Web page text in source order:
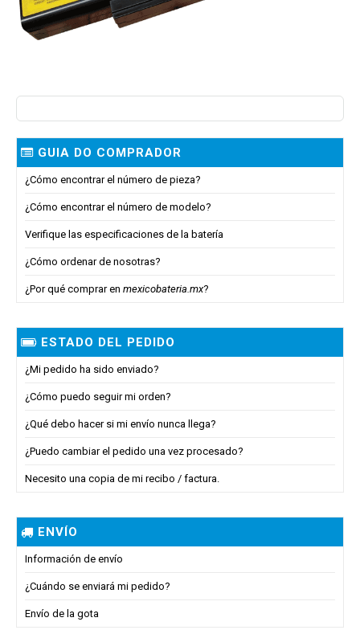
GUIA DO COMPRADOR
¿Cómo encontrar el número de pieza?
¿Cómo encontrar el número de modelo?
Verifique las especificaciones de la batería
¿Cómo ordenar de nosotras?
¿Por qué comprar en mexicobateria.mx?
ESTADO DEL PEDIDO
¿Mi pedido ha sido enviado?
¿Cómo puedo seguir mi orden?
¿Qué debo hacer si mi envío nunca llega?
¿Puedo cambiar el pedido una vez procesado?
Necesito una copia de mi recibo / factura.
ENVÍO
Información de envío
¿Cuándo se enviará mi pedido?
Envío de la gota